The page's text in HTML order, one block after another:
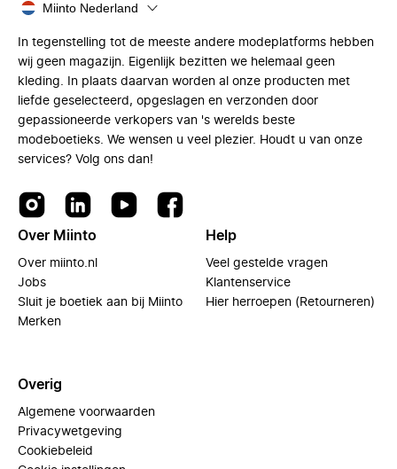
Miinto Nederland
In tegenstelling tot de meeste andere modeplatforms hebben
wij geen magazijn. Eigenlijk bezitten we helemaal geen
kleding. In plaats daarvan worden al onze producten met
liefde geselecteerd, opgeslagen en verzonden door
gepassioneerde verkopers van 's werelds beste
modeboetieks. We wensen u veel plezier. Houdt u van onze
services? Volg ons dan!
Over Miinto
Over miinto.nl
Jobs
Sluit je boetiek aan bij Miinto
Merken
Help
Veel gestelde vragen
Klantenservice
Hier herroepen (Retourneren)
Overig
Algemene voorwaarden
Privacywetgeving
Cookiebeleid